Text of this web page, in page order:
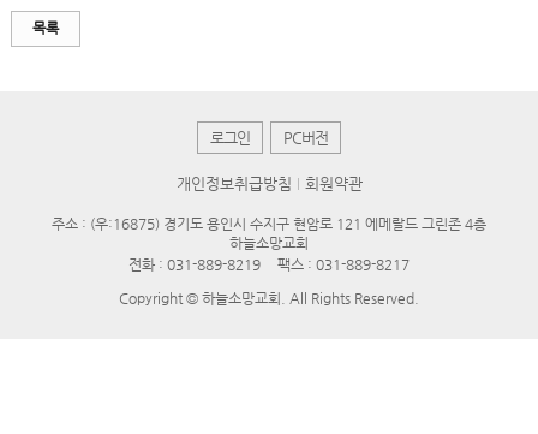
목록
로그인 PC버전
개인정보취급방침 회원약관
주소 : (우:16875) 경기도 용인시 수지구 현암로 121 에메랄드 그린존 4층
하늘소망교회
전화 : 031-889-8219
팩스 : 031-889-8217
Copyright © 하늘소망교회. All Rights Reserved.